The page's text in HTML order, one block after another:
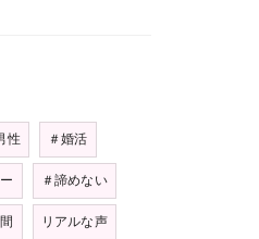
性 ＃婚活
＃諦めない
リアルな声